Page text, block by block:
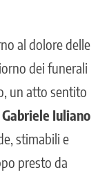
al dolore delle
dei funerali
un atto sentito
Gabriele Iuliano
stimabili e
presto da